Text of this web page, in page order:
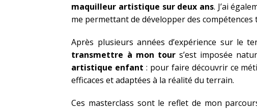
maquilleur artistique sur deux ans. J’ai
me permettant de développer des
Après plusieurs années d’expérience sur le
transmettre à mon tours’est imposée
artistique enfant : pour faire découvrir ce
efficaces et adaptées à la réalité du terrain.
Ces masterclass sont le reflet de mon